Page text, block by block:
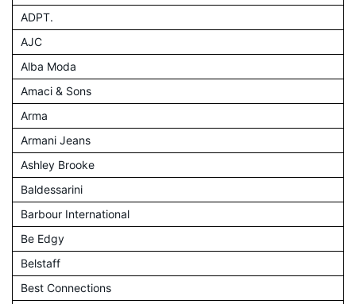
ADPT.
AJC
Alba Moda
Amaci & Sons
Arma
Armani Jeans
Ashley Brooke
Baldessarini
Barbour International
Be Edgy
Belstaff
Best Connections